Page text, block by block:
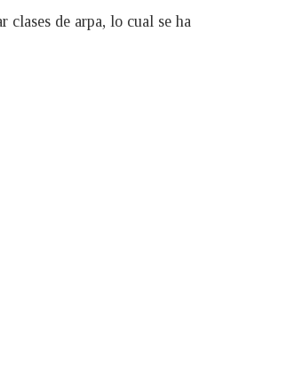
clases de arpa, lo cual se ha